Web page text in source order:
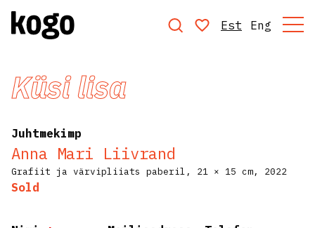
Est Eng
Küsi lisa
Juhtmekimp
Anna Mari Liivrand
Grafiit ja värvipliiats paberil, 21 × 15 cm, 2022
Sold